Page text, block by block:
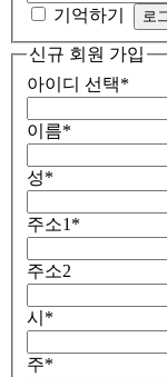
기억하기
신규 회원 가입
아이디 선택*
이름*
성*
주소1 *
주소2
시 *
주*